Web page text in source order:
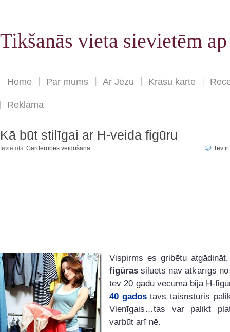
Tikšanās vieta sievietēm
Home Par mums Ar Jēzu Krāsu karte
Reklāma
Kā būt stilīgai ar H-veida figūru
Ievietots: Garderobes veidošana Tev ir
Vispirms es gribētu
figūras siluets nav atkarīgs
tev 20 gadu vecumā bija H-
40 gadostavs taisnstūris
Vienīgais…tas var palikt
varbūt arī nē.